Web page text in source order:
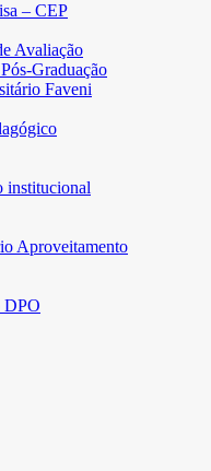
– CEP
Avaliação
Graduação
Faveni
institucional
Aproveitamento
DPO